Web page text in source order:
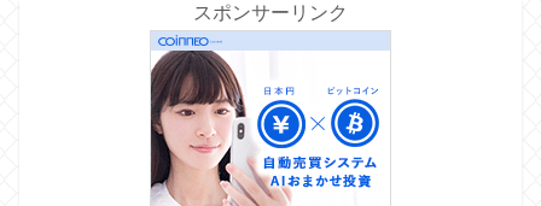
スポンサーリンク